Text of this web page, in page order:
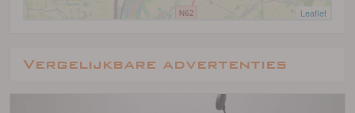
Leaflet
Vergelijkbare advertenties